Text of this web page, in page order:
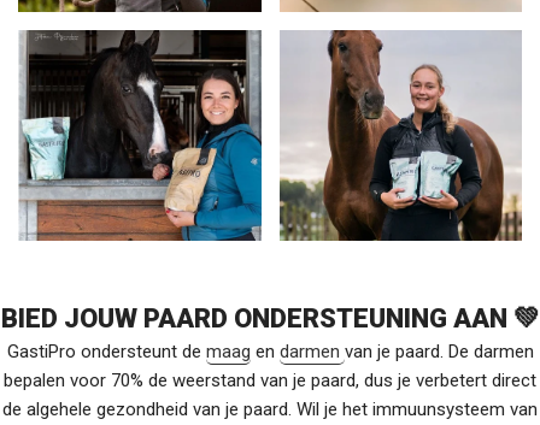
BIED JOUW PAARD ONDERSTEUNING AAN 💚
GastiPro ondersteunt de maag en darmen van je paard. De darmen
bepalen voor 70% de weerstand van je paard, dus je verbetert direct
de algehele gezondheid van je paard. Wil je het immuunsysteem van